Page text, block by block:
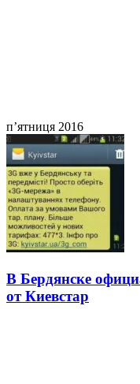
п’ятниця 2016
В Бердянске
от Киевстар